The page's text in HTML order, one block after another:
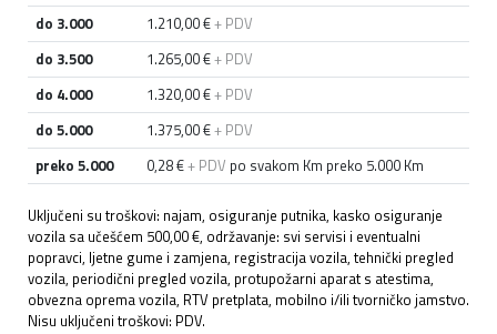
do 3.000
1.210,00 €+ PDV
do 3.500
1.265,00 €+ PDV
do 4.000
1.320,00 €+ PDV
do 5.000
1.375,00 €+ PDV
preko 5.000
0,28 €+ PDV po svakom Km preko 5.000 Km
Uključeni su troškovi: najam, osiguranje putnika, kasko osiguranje
vozila sa učešćem 500,00 €, održavanje: svi servisi i eventualni
popravci, ljetne gume i zamjena, registracija vozila, tehnički pregled
vozila, periodični pregled vozila, protupožarni aparat s atestima,
obvezna oprema vozila, RTV pretplata, mobilno i/ili tvorničko jamstvo.
Nisu uključeni troškovi: PDV.